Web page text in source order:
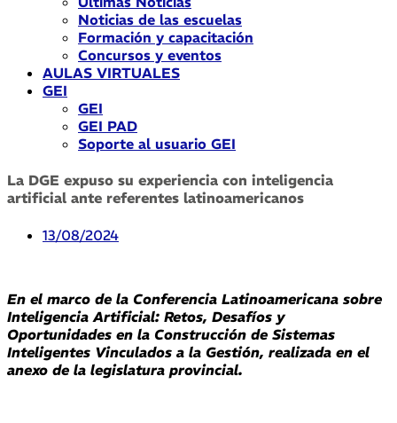
Noticias de las escuelas
Formación y capacitación
Concursos y eventos
AULAS VIRTUALES
GEI
GEI
GEI PAD
Soporte al usuario GEI
La DGE expuso su experiencia con inteligencia
artificial ante referentes latinoamericanos
13/08/2024
En el marco de la Conferencia Latinoamericana sobre
Inteligencia Artificial: Retos, Desafíos y
Oportunidades en la Construcción de Sistemas
Inteligentes Vinculados a la Gestión, realizada en el
anexo de la legislatura provincial.